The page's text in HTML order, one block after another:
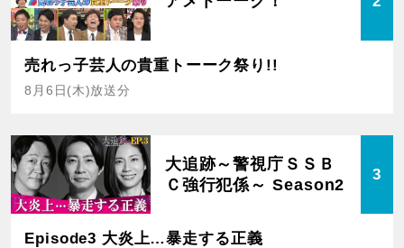
売れっ子芸人の貴重トーーク祭り!!
8月6日(木)放送分
大追跡～警視庁ＳＳＢ
Ｃ強行犯係～ Season2
3
Episode3 大炎上…暴走する正義